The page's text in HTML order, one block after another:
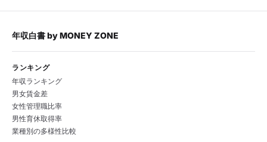
年収白書byMONEY ZONE
ランキング
年収ランキング
男女賃金差
女性管理職比率
男性育休取得率
業種別の多様性比較